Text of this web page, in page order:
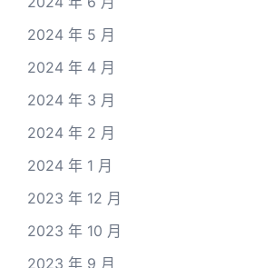
2024 年 5 月
2024 年 4 月
2024 年 3 月
2024 年 2 月
2024 年 1 月
2023 年 12 月
2023 年 10 月
2023 年 9 月